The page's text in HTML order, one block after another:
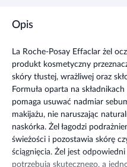
Opis
La Roche-Posay Effaclar żel
produkt kosmetyczny
skóry tłustej, wrażliwej oraz
Formuła oparta na
pomaga usuwać nadmiar
makijażu, nie naruszając
naskórka. Żel łagodzi
świeżości i pozostawia skórę
ściągnięcia. Żel jest
potrzebują skutecznego, a